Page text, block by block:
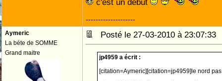
c'est un debut
--------------------
Aymeric
La béte de SOMME
Grand maitre
Posté le 27-03-2010 à
jp4959 a écrit :
[citation=Aymeric][citation=jp4959]le nord